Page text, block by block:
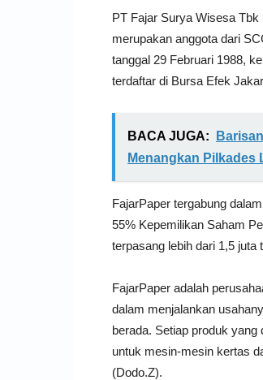
PT Fajar Surya Wisesa
merupakan anggota dari
tanggal 29 Februari 1988,
terdaftar di Bursa Efek
BACA JUGA:
Menangkan Pilkades
FajarPaper tergabung
55% Kepemilikan Saham
terpasang lebih dari 1,5 juta
FajarPaper adalah
dalam menjalankan
berada. Setiap produk
untuk mesin-mesin kertas
(Dodo.Z).